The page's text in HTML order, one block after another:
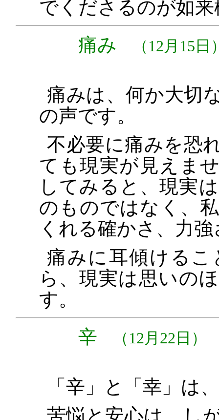
でくださるのが如
痛み （12月15日
痛みは、何か大切
の声です。
不必要に痛みを恐
ても現実が見えま
してみると、現実
のものではなく、
くれる確かさ、力
痛みに耳傾ける
ら、現実は思いの
す。
辛 （12月22日）
「辛」と「幸」は
苦悩と安心は、し